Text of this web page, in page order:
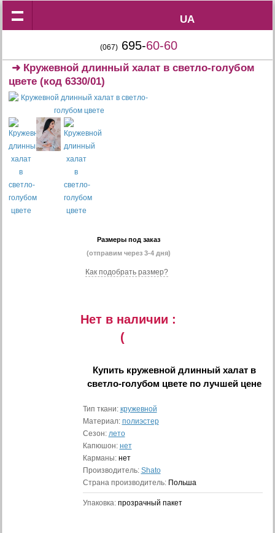
UA
UA
(067) 695-60-60
➜ Кружевной длинный халат в светло-голубом
цвете (код 6330/01)
Размеры под заказ
(отправим через 3-4 дня)
Как подобрать размер?
Нет в наличии :
(
Купить кружевной длинный халат в
светло-голубом цветепо лучшей цене
Тип ткани: кружевной
Материал: полиэстер
Сезон: лето
Капюшон: нет
Карманы: нет
Производитель: Shato
Страна производитель: Польша
Упаковка: прозрачный пакет